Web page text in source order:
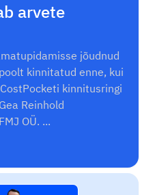
arvete
jõudnud
kinnitatud enne, kui
kinnitusringi
Reinhold
OÜ. ...